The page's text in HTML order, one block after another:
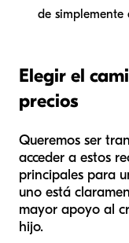
de simplemente
Elegir el
precios
Queremos ser
acceder a estos
principales para
uno está
mayor apoyo al
hijo.